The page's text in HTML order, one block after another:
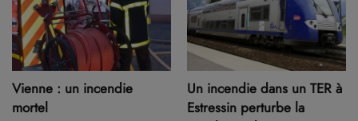
Vienne : un incendie
mortel
Un incendie dans un TER à
Estressin perturbe la